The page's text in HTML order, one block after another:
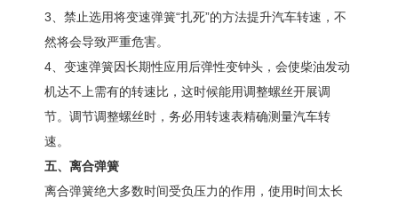
3、禁止选用将变速弹簧“扎死”的方法提升汽车转速，不
然将会导致严重危害。
4、变速弹簧因长期性应用后弹性变钟头，会使柴油发动
机达不上需有的转速比，这时候能用调整螺丝开展调
节。调节调整螺丝时，务必用转速表精确测量汽车转
速。
五、离合弹簧
离合弹簧绝大多数时间受负压力的作用，使用时间太长